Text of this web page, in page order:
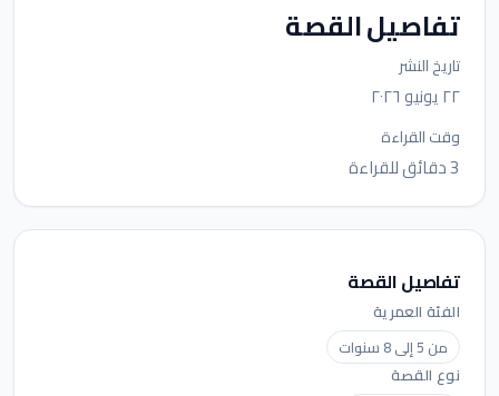
تفاصيل القصة
تاريخ النشر
٢٢ يونيو ٢٠٢٦
وقت القراءة
3 دقائق للقراءة
تفاصيل القصة
الفئة العمرية
من 5 إلى 8 سنوات
نوع القصة